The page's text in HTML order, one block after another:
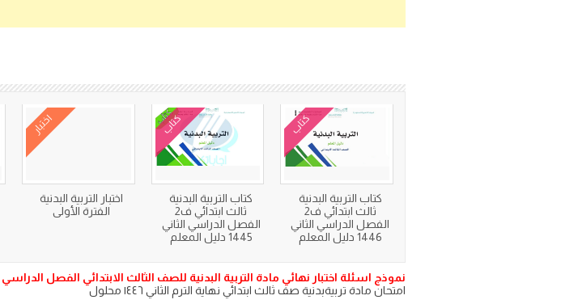
كتاب
كتاب التربية البدنية
ثالث ابتدائي ف2
الفصل الدراسي الثاني
1446 دليل المعلم
كتاب
كتاب التربية البدنية
ثالث ابتدائي ف2
الفصل الدراسي الثاني
1445 دليل المعلم
اختبار
اختبار التربية البدنية
الفترة الأولى
نموذج اسئلة اختبار نهائي مادة التربية البدنية للصف الثالث الابتدائي الفصل الدراسي الثاني ف2
امتحان مادة تربيةبدنية صف ثالث ابتدائي نهاية الترم الثاني ١٤٤٦ محلول